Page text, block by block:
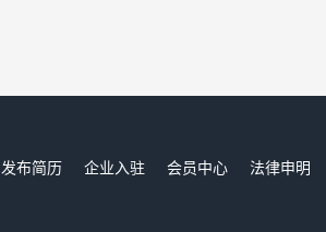
发布简历 企业入驻 会员中心
法律申明